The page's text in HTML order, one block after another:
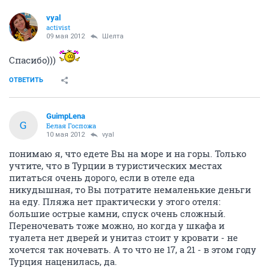
vyal
activist
09 мая 2012 Шелта
Спасибо)))
ОТВЕТИТЬ
G
GuimpLena
Белая Госпожа
10 мая 2012 vyal
понимаю я, что едете Вы на море и на горы. Только
учтите, что в Турции в туристических местах
питаться очень дорого, если в отеле еда
никудышная, то Вы потратите немаленькие деньги
на еду. Пляжа нет практически у этого отеля:
большие острые камни, спуск очень сложный.
Переночевать тоже можно, но когда у шкафа и
туалета нет дверей и унитаз стоит у кровати - не
хочется так ночевать. А то что не 17, а 21 - в этом году
Турция наценилась, да.